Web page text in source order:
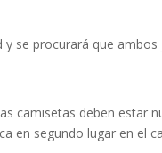
se procurará que
camisetas deben estar
en segundo lugar en el